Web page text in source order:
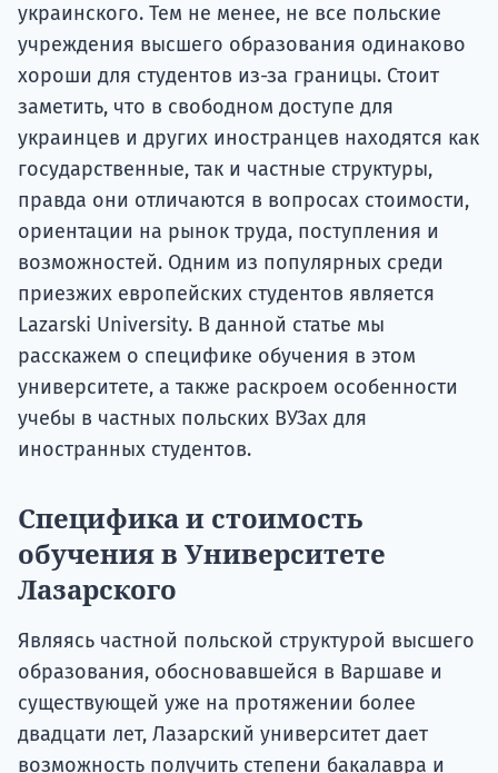
украинского. Тем не менее, не все польские
учреждения высшего образования одинаково
хороши для студентов из-за границы. Стоит
заметить, что в свободном доступе для
украинцев и других иностранцев находятся как
государственные, так и частные структуры,
правда они отличаются в вопросах стоимости,
ориентации на рынок труда, поступления и
возможностей. Одним из популярных среди
приезжих европейских студентов является
Lazarski University. В данной статье мы
расскажем о специфике обучения в этом
университете, а также раскроем особенности
учебы в частных польских ВУЗах для
иностранных студентов.
Специфика и стоимость
обучения в Университете
Лазарского
Являясь частной польской структурой высшего
образования, обосновавшейся в Варшаве и
существующей уже на протяжении более
двадцати лет, Лазарский университет дает
возможность получить степени бакалавра и